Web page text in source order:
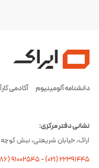
دانشنامه آلومینیوم آکادمی
نشانی دفتر مرکزی:
اراک، خیابان شریعتی، نبش
(۰۸۶)-(۰21) 22391445